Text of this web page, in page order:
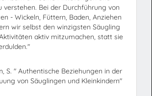
verstehen. Bei der Durchführung von
- Wickeln, Füttern, Baden, Anziehen
wir selbst den winzigsten Säugling
aktiv mitzumachen, statt sie
S. " Authentische Beziehungen in der
von Säuglingen und Kleinkindern"